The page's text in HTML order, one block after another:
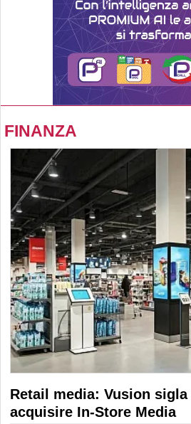
FINANZA
Retail media: Vusion
acquisire In-Store Media